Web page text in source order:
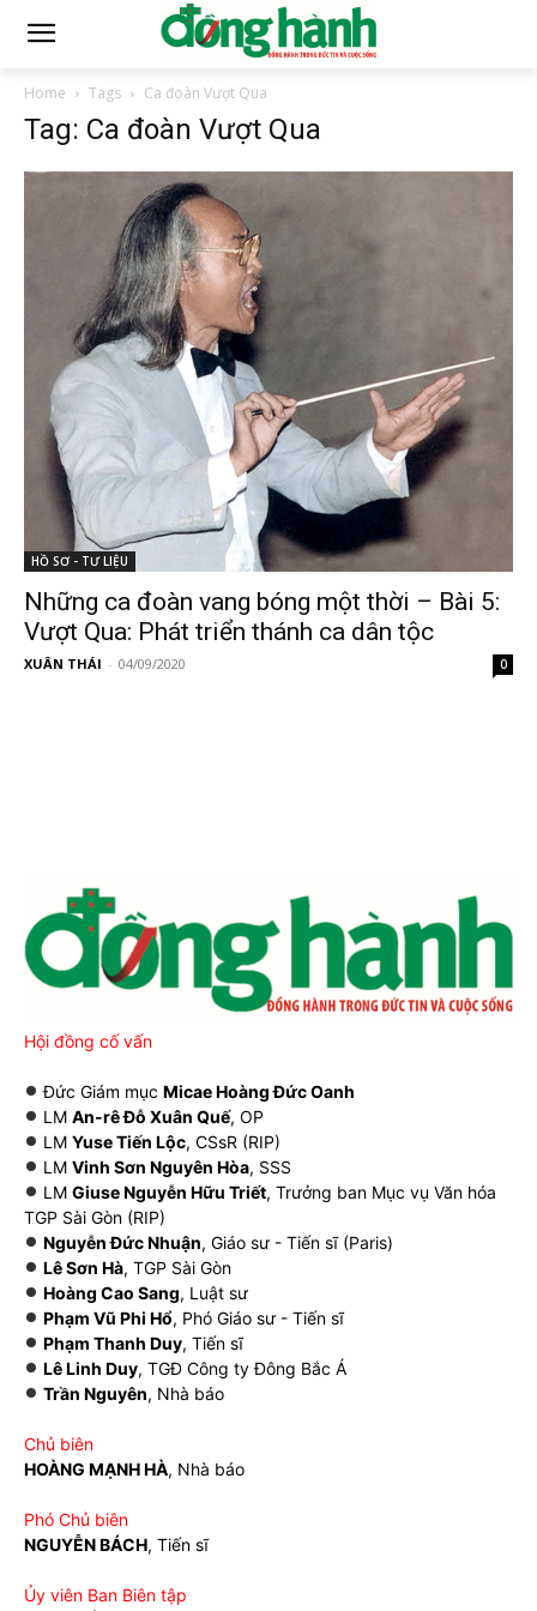
Home Tags Ca đoàn Vượt Qua
Tag: Ca đoàn Vượt Qua
HỒ SƠ - TƯ LIỆU
Những ca đoàn vang bóng một thời – Bài 5:
Vượt Qua: Phát triển thánh ca dân tộc
XUÂN THÁI - 04/09/2020 0
Hội đồng cố vấn
Đức Giám mục Micae Hoàng Đức Oanh
LM An-rê Đỗ Xuân Quế, OP
LM Yuse Tiến Lộc, CSsR (RIP)
LM Vinh Sơn Nguyên Hòa, SSS
LM Giuse Nguyễn Hữu Triết, Trưởng ban Mục vụ Văn hóa
TGP Sài Gòn (RIP)
Nguyễn Đức Nhuận, Giáo sư - Tiến sĩ (Paris)
Lê Sơn Hà, TGP Sài Gòn
Hoàng Cao Sang, Luật sư
Phạm Vũ Phi Hổ, Phó Giáo sư - Tiến sĩ
Phạm Thanh Duy, Tiến sĩ
Lê Linh Duy, TGĐ Công ty Đông Bắc Á
Trần Nguyên, Nhà báo
Chủ biên
HOÀNG MẠNH HÀ, Nhà báo
Phó Chủ biên
NGUYỄN BÁCH, Tiến sĩ
Ủy viên Ban Biên tập